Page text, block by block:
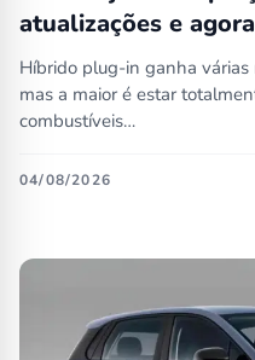
atualizações e
Híbrido plug-in ganha
mas a maior é estar
combustíveis…
04/08/2026